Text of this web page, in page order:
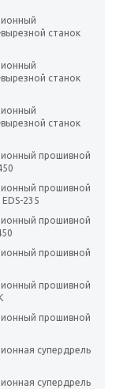
станок
станок
станок
прошивной
прошивной
235
прошивной
прошивной
прошивной
прошивной
супердрель
супердрель